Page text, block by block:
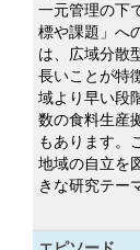
一元管理の下
標や課題」へ
は、広域分散
長いことが特
域より早い段
数の食料生産
もあります。
地域の自立を
きな研究テー